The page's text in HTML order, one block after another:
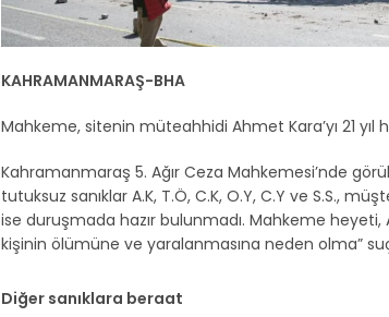
KAHRAMANMARAŞ-BHA
Mahkeme, sitenin müteahhidi Ahmet Kara’yı 21 yıl
Kahramanmaraş 5. Ağır Ceza Mahkemesi’nde
tutuksuz sanıklar A.K, T.Ö, C.K, O.Y, C.Y ve S.S.,
ise duruşmada hazır bulunmadı. Mahkeme heyeti,
kişinin ölümüne ve yaralanmasına neden olma”
Diğer sanıklara beraat